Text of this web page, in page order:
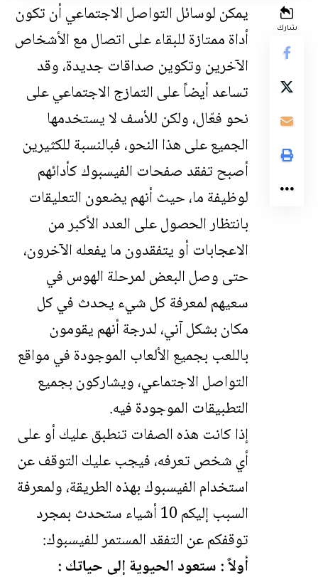
شارك
يمكن لوسائل التواصل الاجتماعي أن تكون
أداة ممتازة للبقاء على اتصال مع الأشخاص
الآخرين وتكوين صداقات جديدة، وقد
تساعد أيضاً على التمازج الاجتماعي على
نحو فعّال، ولكن للأسف لا يستخدمها
الجميع على هذا النحو، فبالنسبة للكثيرين
أصبح تفقد صفحات الفيسبوك كأدائهم
لوظيفة ما، حيث أنهم يضعون التعليقات
بانتظار الحصول على العدد الأكبر من
الاعجابات أو يتفقدون ما يفعله الآخرون،
حتى وصل البعض لمرحلة الهوس في
سعيهم لمعرفة كل شيء يحدث في كل
مكان بشكل آني، لدرجة أنهم يقومون
باللعب بجميع الألعاب الموجودة في مواقع
التواصل الاجتماعي، ويشاركون بجميع
التطبيقات الموجودة فيه.
إذا كانت هذه الصفات تنطبق عليك أو على
أي شخص تعرفه، فيجب عليك التوقف عن
استخدام الفيسبوك بهذه الطريقة، ولمعرفة
السبب إليكم 10 أشياء ستحدث بمجرد
توقفكم عن التفقد المستمر للفيسبوك:
أولاً : ستعود الحيوية إلى حياتك :